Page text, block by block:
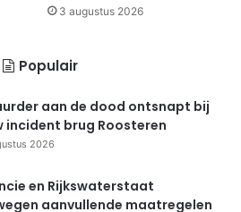
3 augustus 2026
Populair
aan de dood ontsnapt bij
incident brug Roosteren
2026
en Rijkswaterstaat
aanvullende maatregelen